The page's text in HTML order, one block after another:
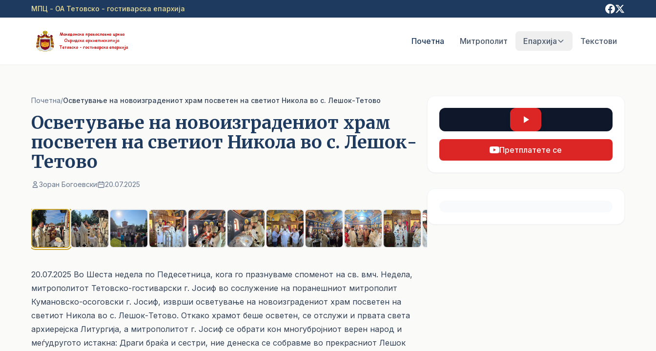
Прејди на главна содржина
МПЦ - ОА Тетовско - гостиварска епархија
Почетна Митрополит Епархија Текстови
Почетна/Oсветување на новоизградениот храм посветен на светиот Никола во с. Лешок-Тетово
Oсветување на новоизградениот храм
посветен на светиот Никола во с. Лешок-
Тетово
Зоран Богоевски 20.07.2025
20.07.2025 Во Шеста недела по Педесетница, кога го празнуваме споменот на св. вмч. Недела,
митрополитот Тетовско-гостиварски г. Јосиф во сослужение на поранешниот митрополит
Кумановско-осоговски г. Јосиф, изврши осветување на новоизградениот храм посветен на
светиот Никола во с. Лешок-Тетово. Откако храмот беше осветен, се отслужи и првата света
архиерејска Литургија, а митрополитот г. Јосиф се обрати кон многубројниот верен народ и
меѓудругото истакна: Драги браќа и сестри, ние денеска се собравме во прекрасниот Лешок
Претплатете се